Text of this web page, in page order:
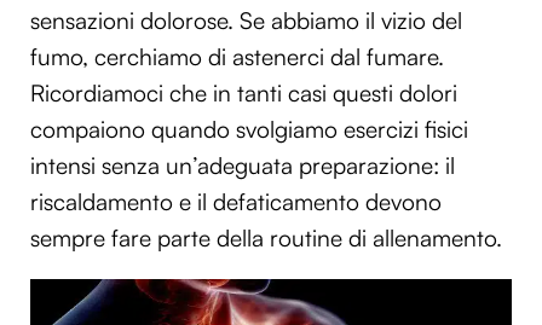
sensazioni dolorose. Se abbiamo il vizio del
fumo, cerchiamo di astenerci dal fumare.
Ricordiamoci che in tanti casi questi dolori
compaiono quando svolgiamo esercizi fisici
intensi senza un’adeguata preparazione: il
riscaldamento e il defaticamento devono
sempre fare parte della routine di allenamento.